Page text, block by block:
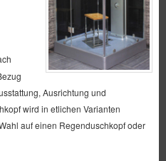
Ausrichtung und
wird in etlichen Varianten
auf einen Regenduschkopf oder